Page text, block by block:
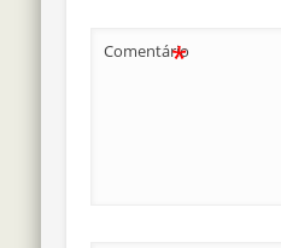
Comentário
*